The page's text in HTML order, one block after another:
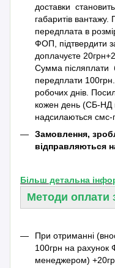
доставки
габаритів вантажу.
передплата в
ФОП, підтвердити
доплачуєте
Сумма післяплати
передплати
робочих днів.
кожен день (СБ-НД
надсилаються смс-
Замовлення,
відправляються
Більш детальна
Методи оплати
При отриманні
100грн на рахунок
менеджером)